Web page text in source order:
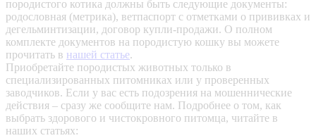
породистого котика должны быть следующие документы:
родословная (метрика), ветпаспорт с отметками о прививках и
дегельминтизации, договор купли-продажи. О полном
комплекте документов на породистую кошку вы можете
прочитать в нашей статье.
Приобретайте породистых животных только в
специализированных питомниках или у проверенных
заводчиков. Если у вас есть подозрения на мошеннические
действия – сразу же сообщите нам. Подробнее о том, как
выбрать здорового и чистокровного питомца, читайте в
наших статьях: